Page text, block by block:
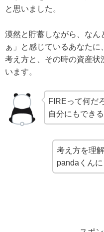
と思いました。
漠然と貯蓄しながら、なん
ぁ」と感じているあなた
考え方と、その時の資産状
います。
FIREって何だ
自分にもでき
考え方を理
pandaくん